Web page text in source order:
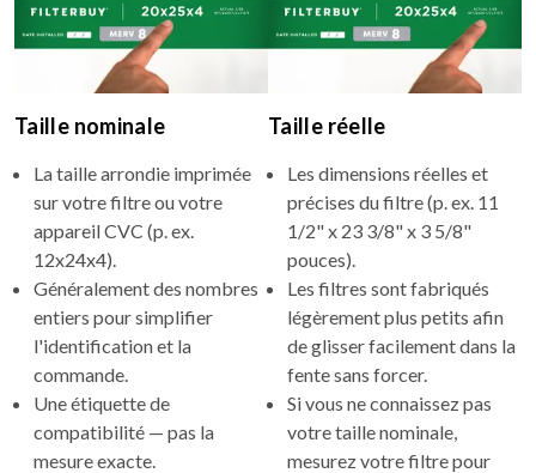
Taille nominale
La taille arrondie imprimée
sur votre filtre ou votre
appareil CVC (p. ex.
12x24x4).
Généralement des nombres
entiers pour simplifier
l'identification et la
commande.
Une étiquette de
compatibilité — pas la
mesure exacte.
Taille réelle
Les dimensions réelles et
précises du filtre (p. ex. 11
1/2" x 23 3/8" x 3 5/8"
pouces).
Les filtres sont fabriqués
légèrement plus petits afin
de glisser facilement dans la
fente sans forcer.
Si vous ne connaissez pas
votre taille nominale,
mesurez votre filtre pour